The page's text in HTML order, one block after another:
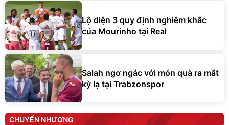
Lộ diện 3 quy định nghiêm khắc
của Mourinho tại Real
Salah ngơ ngác với món quà ra mắt
kỳ lạ tại Trabzonspor
CHUYỂN NHƯỢNG